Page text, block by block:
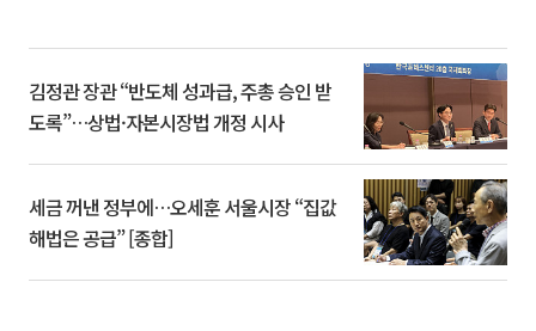
김정관 장관 “반도체 성과급, 주총 승인 받
도록”…상법·자본시장법 개정 시사
세금 꺼낸 정부에…오세훈 서울시장 “집값
해법은 공급” [종합]